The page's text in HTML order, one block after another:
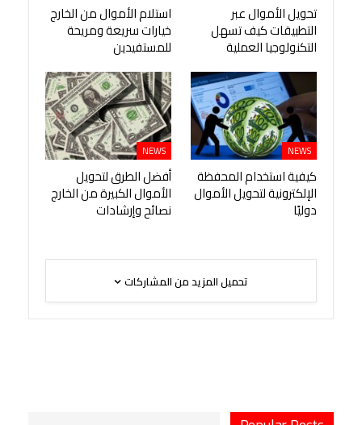
تحويل الأموال عبر
التطبيقات كيف تسهل
التكنولوجيا العملية
استلام الأموال من الخارج
خيارات سريعة ومريحة
للمستفيدين
NEWS
كيفية استخدام المحفظة
الإلكترونية لتحويل الأموال
دوليًا
NEWS
أفضل الطرق لتحويل
الأموال الكبيرة من الخارج
نصائح وإرشادات
تحميل المزيد من المشاركات